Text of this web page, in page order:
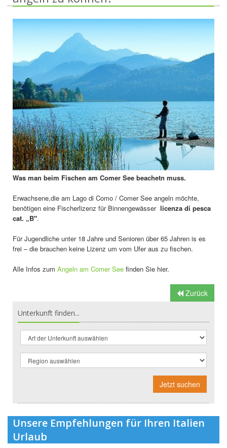
Was man beim Fischen am Comer See beachetn muss.
Erwachsene,die am Lago di Como / Comer See angeln möchte,
benötigen eine Fischerlizenz für Binnengewässer licenza di pesca
cat. „B".
Für Jugendliche unter 18 Jahre und Senioren über 65 Jahren is es
frei – die brauchen keine Lizenz um vom Ufer aus zu fischen.
Alle Infos zum Angeln am Comer See finden Sie hier.
Zurück
Unterkunft finden...
Jetzt suchen
Unsere Empfehlungen für Ihren Italien
Urlaub